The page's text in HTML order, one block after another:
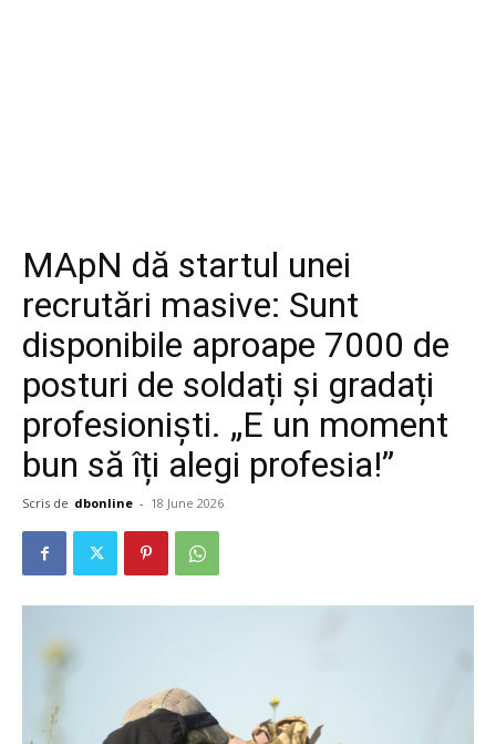
MApN dă startul unei
recrutări masive: Sunt
disponibile aproape 7000 de
posturi de soldați și gradați
profesioniști. „E un moment
bun să îți alegi profesia!”
Scris de dbonline - 18 June 2026